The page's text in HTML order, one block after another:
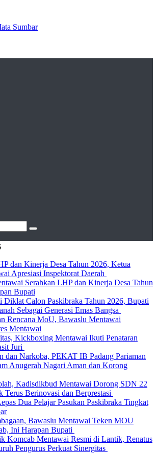
dan Kinerja Desa Tahun 2026, Ketua
Apresiasi Inspektorat Daerah
Serahkan LHP dan Kinerja Desa Tahun
Bupati
Diklat Calon Paskibraka Tahun 2026, Bupati
Sebagai Generasi Emas Bangsa
Rencana MoU, Bawaslu Mentawai
Mentawai
Kickboxing Mentawai Ikuti Penataran
Juri
dan Narkoba, PEKAT IB Padang Pariaman
Anugerah Nagari Aman dan Korong
Kadisdikbud Mentawai Dorong SDN 22
Terus Berinovasi dan Berprestasi
Dua Pelajar Pasukan Paskibraka Tingkat
Bawaslu Mentawai Teken MOU
Ini Harapan Bupati
Komcab Mentawai Resmi di Lantik, Renatus
Pengurus Perkuat Sinergitas